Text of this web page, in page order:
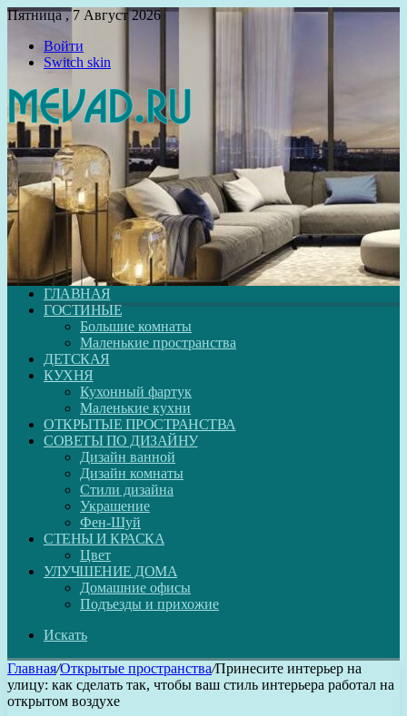
Пятница , 7 Август 2026
Войти
Switch skin
ГЛАВНАЯ
ГОСТИНЫЕ
Большие комнаты
Маленькие пространства
ДЕТСКАЯ
КУХНЯ
Кухонный фартук
Маленькие кухни
ОТКРЫТЫЕ ПРОСТРАНСТВА
СОВЕТЫ ПО ДИЗАЙНУ
Дизайн ванной
Дизайн комнаты
Стили дизайна
Украшение
Фен-Шуй
СТЕНЫ И КРАСКА
Цвет
УЛУЧШЕНИЕ ДОМА
Домашние офисы
Подъезды и прихожие
Искать
Главная/Открытые пространства/Принесите интерьер на
улицу: как сделать так, чтобы ваш стиль интерьера работал на
открытом воздухе